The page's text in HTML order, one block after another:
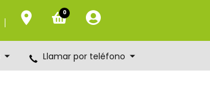
0
Llamar por teléfono